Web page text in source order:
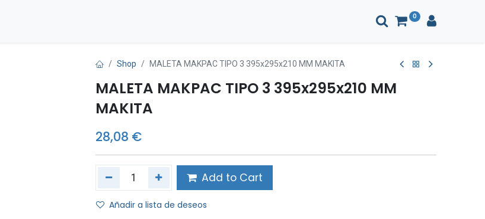
0
Shop MALETA MAKPAC TIPO 3 395x295x210 MM MAKITA
MALETA MAKPAC TIPO 3 395x295x210 MM
MAKITA
28,08 €
Add to Cart
Añadir a lista de deseos